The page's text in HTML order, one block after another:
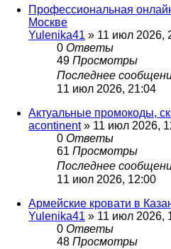
Профессиональная
Москве
Yulenika41 » 11 июл 2026,
0 Ответы
49 Просмотры
Последнее
11 июл 2026, 21:04
Актуальные промокоды,
acontinent» 11 июл 2026,
0 Ответы
61 Просмотры
Последнее
11 июл 2026, 12:00
Армейские кровати в
Yulenika41 » 11 июл 2026,
0 Ответы
48 Просмотры